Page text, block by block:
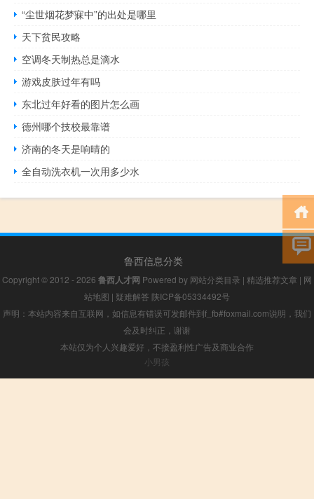
“尘世烟花梦寐中”的出处是哪里
天下贫民攻略
空调冬天制热总是滴水
游戏皮肤过年有吗
东北过年好看的图片怎么画
德州哪个技校最靠谱
济南的冬天是响晴的
全自动洗衣机一次用多少水
鲁西信息分类
Copyright © 2012 - 2026 鲁西人才网 Powered by 网站分类目录 | 精选推荐文章 | 网
站地图 | 疑难解答 陕ICP备05334492号
声明：本站内容来自互联网，如信息有错误可发邮件到f_fb#foxmail.com说明，我们
会及时纠正，谢谢
本站仅为个人兴趣爱好，不接盈利性广告及商业合作
小男孩